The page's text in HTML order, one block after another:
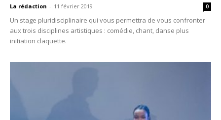
La rédaction - 11 février 2019 0
Un stage pluridisciplinaire qui vous permettra de vous confronter
aux trois disciplines artistiques : comédie, chant, danse plus
initiation claquette.